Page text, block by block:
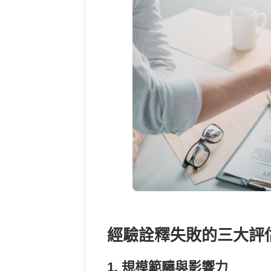
經驗詮釋失敗的三大評
1. 規模範疇與影響力